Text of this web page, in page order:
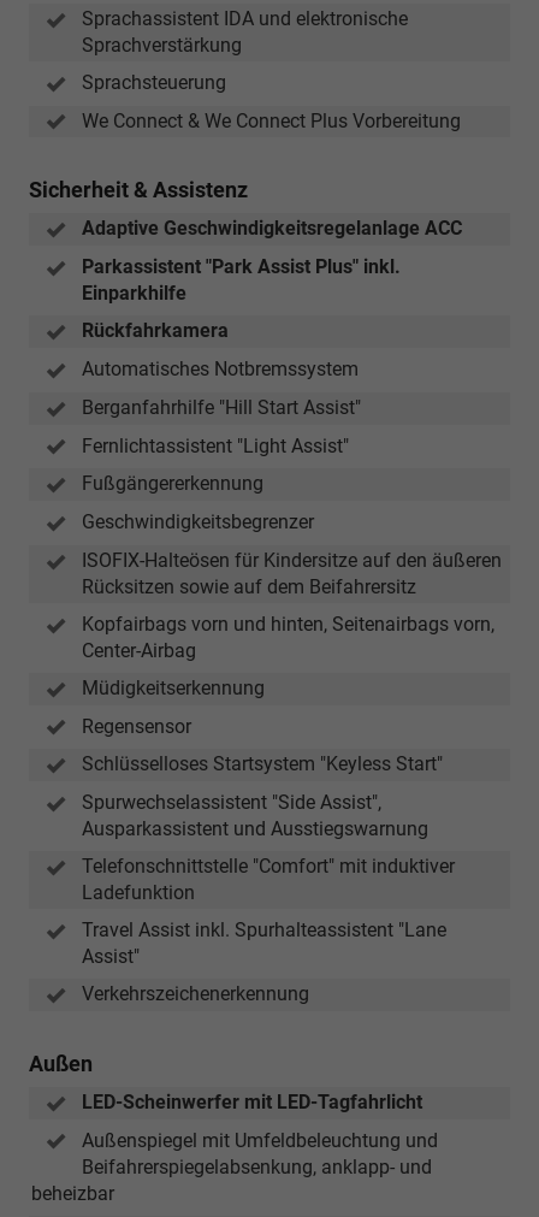
Sprachassistent IDA und elektronische
Sprachverstärkung
Sprachsteuerung
We Connect & We Connect Plus Vorbereitung
Sicherheit & Assistenz
Adaptive Geschwindigkeitsregelanlage ACC
Parkassistent "Park Assist Plus" inkl.
Einparkhilfe
Rückfahrkamera
Automatisches Notbremssystem
Berganfahrhilfe "Hill Start Assist"
Fernlichtassistent "Light Assist"
Fußgängererkennung
Geschwindigkeitsbegrenzer
ISOFIX-Halteösen für Kindersitze auf den äußeren
Rücksitzen sowie auf dem Beifahrersitz
Kopfairbags vorn und hinten, Seitenairbags vorn,
Center-Airbag
Müdigkeitserkennung
Regensensor
Schlüsselloses Startsystem "Keyless Start"
Spurwechselassistent "Side Assist",
Ausparkassistent und Ausstiegswarnung
Telefonschnittstelle "Comfort" mit induktiver
Ladefunktion
Travel Assist inkl. Spurhalteassistent "Lane
Assist"
Verkehrszeichenerkennung
Außen
LED-Scheinwerfer mit LED-Tagfahrlicht
Außenspiegel mit Umfeldbeleuchtung und
Beifahrerspiegelabsenkung, anklapp- und
beheizbar